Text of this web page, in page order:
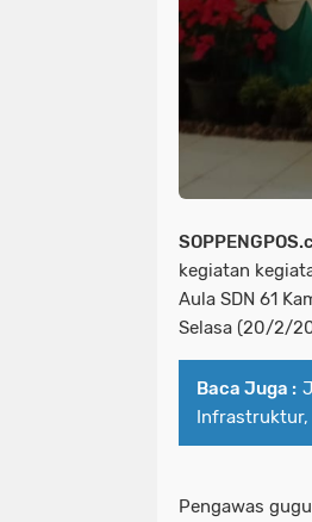
kegiatan
Aula SDN 61
Selasa (20/2/
Baca Juga :
Infrastruktur,
Pengawas